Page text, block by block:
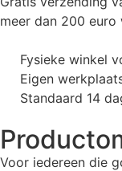
meer dan 200
Fysieke winkel
Eigen
Standaard 14
Voor iedereen die